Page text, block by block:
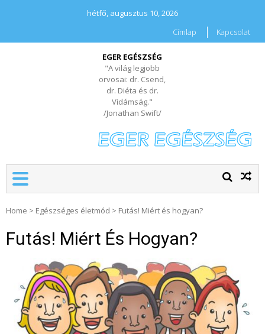
hétfő, augusztus 10, 2026
Címlap
Kapcsolat
EGER EGÉSZSÉG
"A világ legjobb
orvosai: dr. Csend,
dr. Diéta és dr.
Vidámság."
/Jonathan Swift/
Home > Egészséges életmód > Futás! Miért és hogyan?
Futás! Miért És Hogyan?